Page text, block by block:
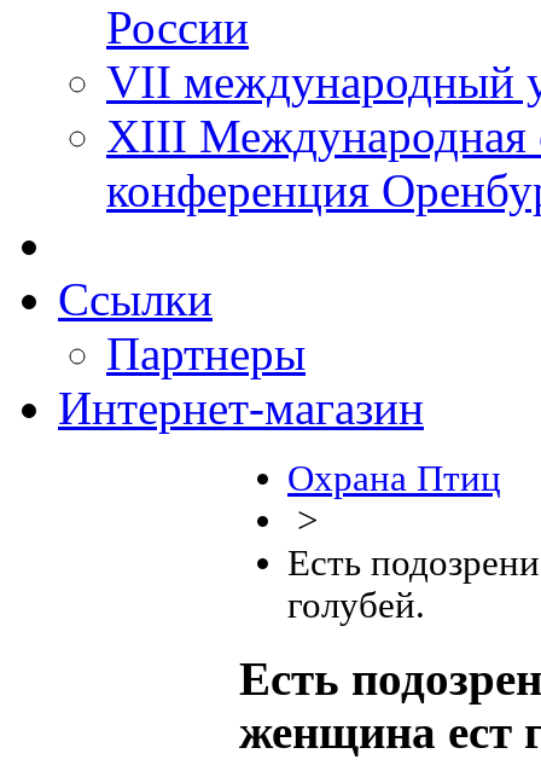
России
VII международный
XIII Международная
конференция
Ссылки
Партнеры
Интернет-магазин
Охрана Птиц
>
Есть
голубей.
Есть
женщина ест